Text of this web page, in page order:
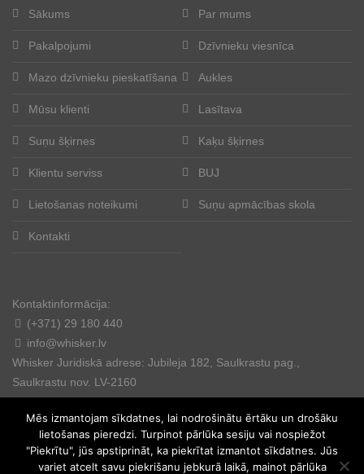
Sākums Par mums
Pakalpojumi Dzīvnieku viesnīca
Mazo dzīvnieku pieskatīšana Aukles
Mūsu klienti Lasītava
Suņu šķirnes Kaķu šķirnes
Klientu serviss BUJ
Lietošanas noteikumi Suņu apmācības skola
Kontakti
Kontaktinformācija:
(+371) 29 180 440
info@whisker.lv
Whisker Juridiskā adrese: Jubileja 182, Saulkrastu pag.,
Saulkrastu nov. LV-2160
Mēs izmantojam sīkdatnes, lai nodrošinātu ērtāku un drošāku
lietošanas pieredzi. Turpinot pārlūka sesiju vai nospiežot
"Piekrītu", jūs apstiprināt, ka piekrītat izmantot sīkdatnes. Jūs
variet atcelt savu piekrišanu jebkurā laikā, mainot pārlūka